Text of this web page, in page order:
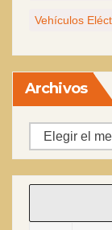
Vehículos
Archivos
Archivos